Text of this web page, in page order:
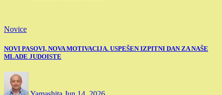
Novice
NOVI PASOVI, NOVA MOTIVACIJA. USPEŠEN IZPITNI DAN ZA NAŠE
MLADE JUDOISTE